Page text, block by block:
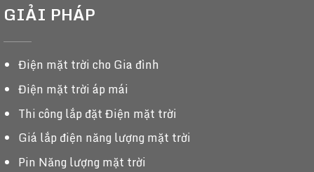
GIẢI PHÁP
Điện mặt trời cho Gia đình
Điện mặt trời áp mái
Thi công lắp đặt Điện mặt trời
Giá lắp điện năng lượng mặt trời
Pin Năng lượng mặt trời